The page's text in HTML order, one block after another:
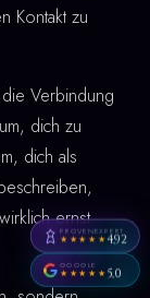
Kontakt zu
Verbindung
dich zu
dich als
ernst
PROVENEXPERT
★★★★★4,92
GOOGLE
★★★★★5,0